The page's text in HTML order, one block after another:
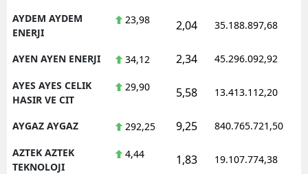
AYDEM AYDEM
ENERJI
23,98 2,04 35.188.897,68
AYEN AYEN ENERJI 34,12 2,34 45.296.092,92
AYES AYES CELIK
HASIR VE CIT
29,90 5,58 13.413.112,20
AYGAZ AYGAZ 292,25 9,25 840.765.721,50
AZTEK AZTEK
TEKNOLOJI
4,44 1,83 19.107.774,38